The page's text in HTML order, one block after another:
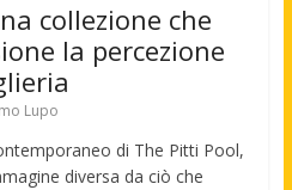
collezione che
la percezione
Lupo
di The Pitti Pool,
diversa da ciò che